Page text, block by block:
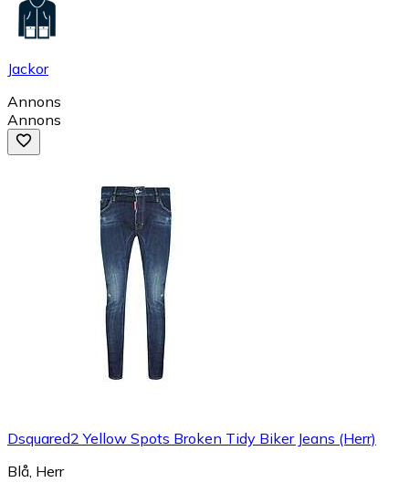
Jackor
Annons
Annons
Dsquared2 Yellow Spots Broken Tidy Biker Jeans (Herr)
Blå, Herr